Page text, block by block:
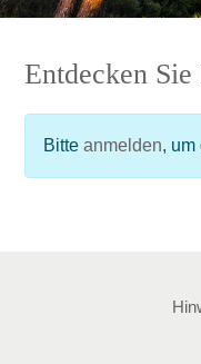
Entdecken
Bitte anmelden, um